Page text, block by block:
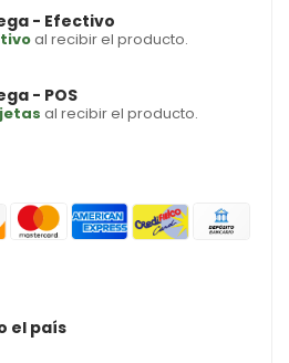
- Efectivo
al recibir el producto.
- POS
al recibir el producto.
el país